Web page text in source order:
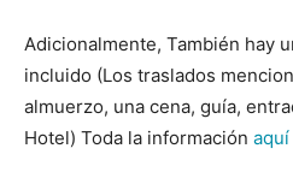
Adicionalmente, También hay
incluido (Los traslados
almuerzo, una cena, guía,
Hotel) Toda la información aquí